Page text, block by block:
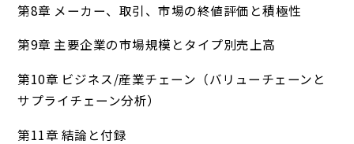
第8章 メーカー、取引、市場の終値評価と積極性
第9章 主要企業の市場規模とタイプ別売上高
第10章 ビジネス/産業チェーン（バリューチェーンと
サプライチェーン分析）
第11章 結論と付録